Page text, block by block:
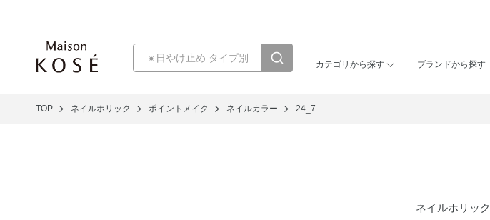
カテゴリから探す ブランドから探す
TOP ネイルホリック ポイントメイク ネイルカラー 24_7
ネイルホリック